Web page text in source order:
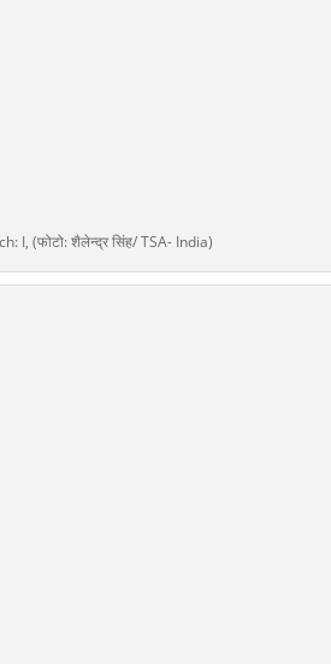
I, (फोटो: शैलेन्द्र सिंह/ TSA- India)